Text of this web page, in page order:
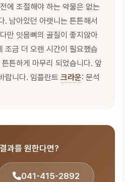
에 조절해야 하는 약물은 없는
. 남아있던 아랫니는 튼튼해서
만 잇몸뼈의 골질이 좋지않아
조금 더 오랜 시간이 필요했습
튼하게 마무리 되었습니다. 앞
랍니다. 임플란트 크라운: 문석
과를 원한다면?
041-415-2892